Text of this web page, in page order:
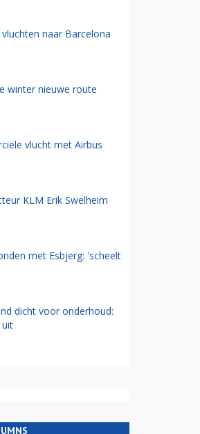
naar Barcelona
winter nieuwe route
vlucht met Airbus
KLM Erik Swelheim
met Esbjerg: 'scheelt
dicht voor onderhoud:
uit